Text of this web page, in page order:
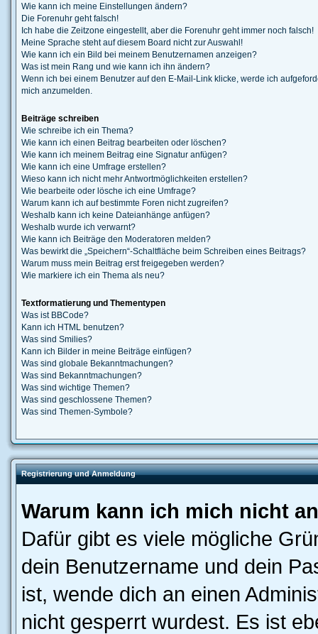
Wie kann ich meine Einstellungen ändern?
Die Forenuhr geht falsch!
Ich habe die Zeitzone eingestellt, aber die Forenuhr geht immer noch falsch!
Meine Sprache steht auf diesem Board nicht zur Auswahl!
Wie kann ich ein Bild bei meinem Benutzernamen anzeigen?
Was ist mein Rang und wie kann ich ihn ändern?
Wenn ich bei einem Benutzer auf den E-Mail-Link klicke, werde ich
mich anzumelden.
Beiträge schreiben
Wie schreibe ich ein Thema?
Wie kann ich einen Beitrag bearbeiten oder löschen?
Wie kann ich meinem Beitrag eine Signatur anfügen?
Wie kann ich eine Umfrage erstellen?
Wieso kann ich nicht mehr Antwortmöglichkeiten erstellen?
Wie bearbeite oder lösche ich eine Umfrage?
Warum kann ich auf bestimmte Foren nicht zugreifen?
Weshalb kann ich keine Dateianhänge anfügen?
Weshalb wurde ich verwarnt?
Wie kann ich Beiträge den Moderatoren melden?
Was bewirkt die „Speichern“-Schaltfläche beim Schreiben eines Beitrags?
Warum muss mein Beitrag erst freigegeben werden?
Wie markiere ich ein Thema als neu?
Textformatierung und Thementypen
Was ist BBCode?
Kann ich HTML benutzen?
Was sind Smilies?
Kann ich Bilder in meine Beiträge einfügen?
Was sind globale Bekanntmachungen?
Was sind Bekanntmachungen?
Was sind wichtige Themen?
Was sind geschlossene Themen?
Was sind Themen-Symbole?
Registrierung und Anmeldung
Warum kann ich mich nicht
Dafür gibt es viele mögliche
dein Benutzername und dein
ist, wende dich an einen
nicht gesperrt wurdest. Es ist